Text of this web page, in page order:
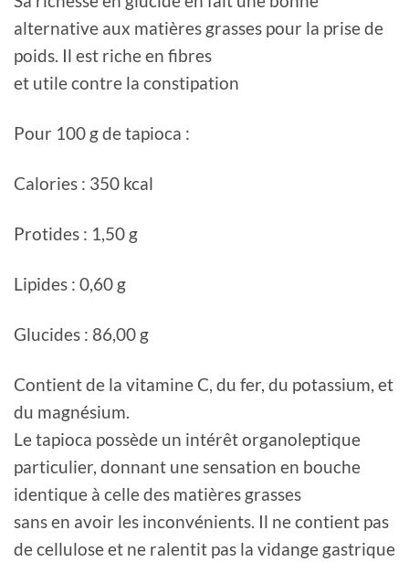
alternative aux matières grasses pour la prise de
poids. Il est riche en fibres
et utile contre la constipation
Pour 100 g de tapioca :
Calories : 350 kcal
Protides : 1,50 g
Lipides : 0,60 g
Glucides : 86,00 g
Contient de la vitamine C, du fer, du potassium, et
du magnésium.
Le tapioca possède un intérêt organoleptique
particulier, donnant une sensation en bouche
identique à celle des matières grasses
sans en avoir les inconvénients. Il ne contient pas
de cellulose et ne ralentit pas la vidange gastrique